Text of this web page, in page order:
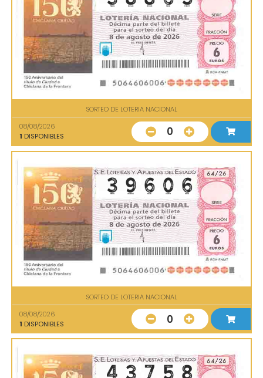
SORTEO DE LOTERIA NACIONAL
08/08/2026
1 DISPONIBLES 0
SORTEO DE LOTERIA NACIONAL
08/08/2026
1 DISPONIBLES 0